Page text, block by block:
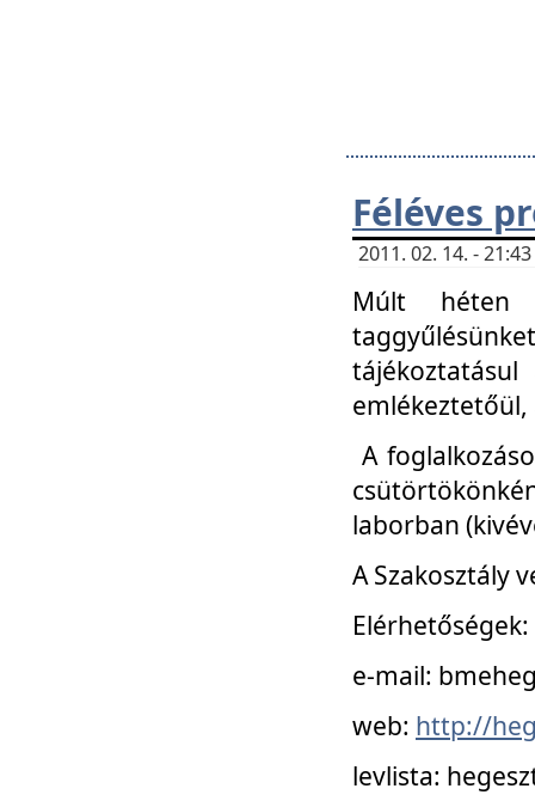
Féléves
2011. 02. 14. -
Múlt héten
emlékeztetőül,
A
laborban
A Szakosztály
Elérhetőségek:
e-mail:
web: http://
levlista: